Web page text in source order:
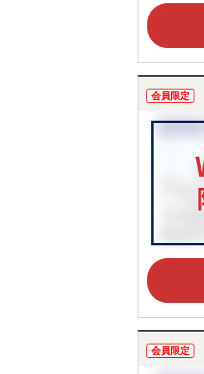
会員限定
会員限定